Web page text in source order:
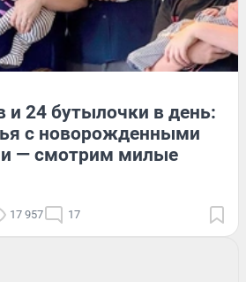
и 24 бутылочки в день:
с новорожденными
— смотрим милые
17 957 17